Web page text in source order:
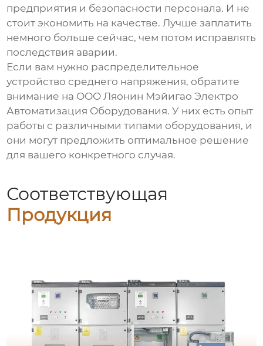
предприятия и безопасности персонала. И не
стоит экономить на качестве. Лучше заплатить
немного больше сейчас, чем потом исправлять
последствия аварии.
Если вам нужно распределительное
устройство среднего напряжения, обратите
внимание на ООО Ляонин Мэйигао Электро
Автоматизация Оборудования. У них есть опыт
работы с различными типами оборудования, и
они могут предложить оптимальное решение
для вашего конкретного случая.
Соответствующая
Продукция